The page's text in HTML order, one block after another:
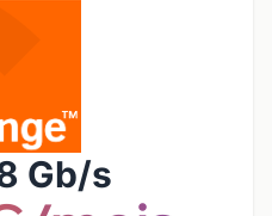
Gb/s